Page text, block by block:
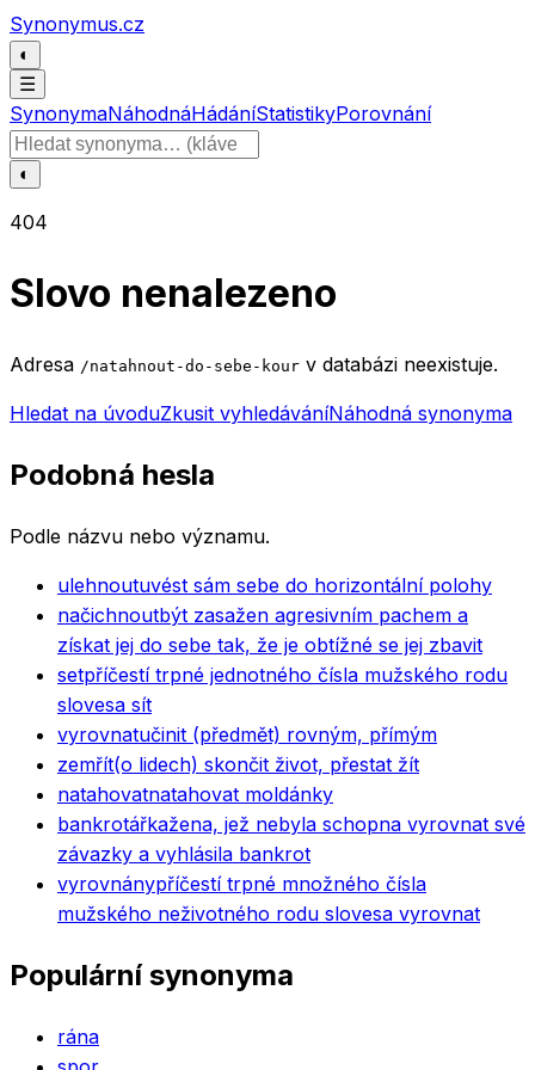
Přeskočit na obsah
Synonymus.cz
◐
☰
SynonymaNáhodnáHádáníStatistikyPorovnání
Hledat slovo
◐
404
Slovo nenalezeno
Adresa /natahnout-do-sebe-kour v databázi neexistuje.
Hledat na úvoduZkusit vyhledáváníNáhodná synonyma
Podobná hesla
Podle názvu nebo významu.
ulehnoutuvést sám sebe do horizontální polohy
načichnoutbýt zasažen agresivním pachem a
získat jej do sebe tak, že je obtížné se jej zbavit
setpříčestí trpné jednotného čísla mužského rodu
slovesa sít
vyrovnatučinit (předmět) rovným, přímým
zemřít(o lidech) skončit život, přestat žít
natahovatnatahovat moldánky
bankrotářkažena, jež nebyla schopna vyrovnat své
závazky a vyhlásila bankrot
vyrovnánypříčestí trpné množného čísla
mužského neživotného rodu slovesa vyrovnat
Populární synonyma
rána